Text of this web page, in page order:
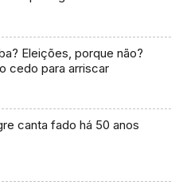
Eleições, porque não?
cedo para arriscar
canta fado há 50 anos